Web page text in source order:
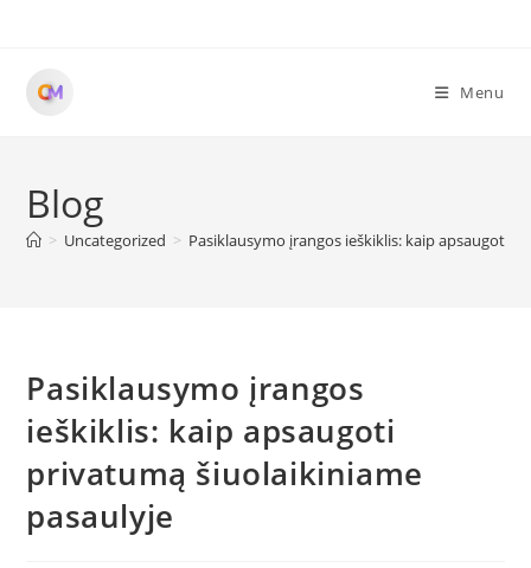
content
Menu
Blog
> Uncategorized > Pasiklausymo įrangos ieškiklis: kaip apsaugoti
Pasiklausymo įrangos
ieškiklis: kaip apsaugoti
privatumą šiuolaikiniame
pasaulyje